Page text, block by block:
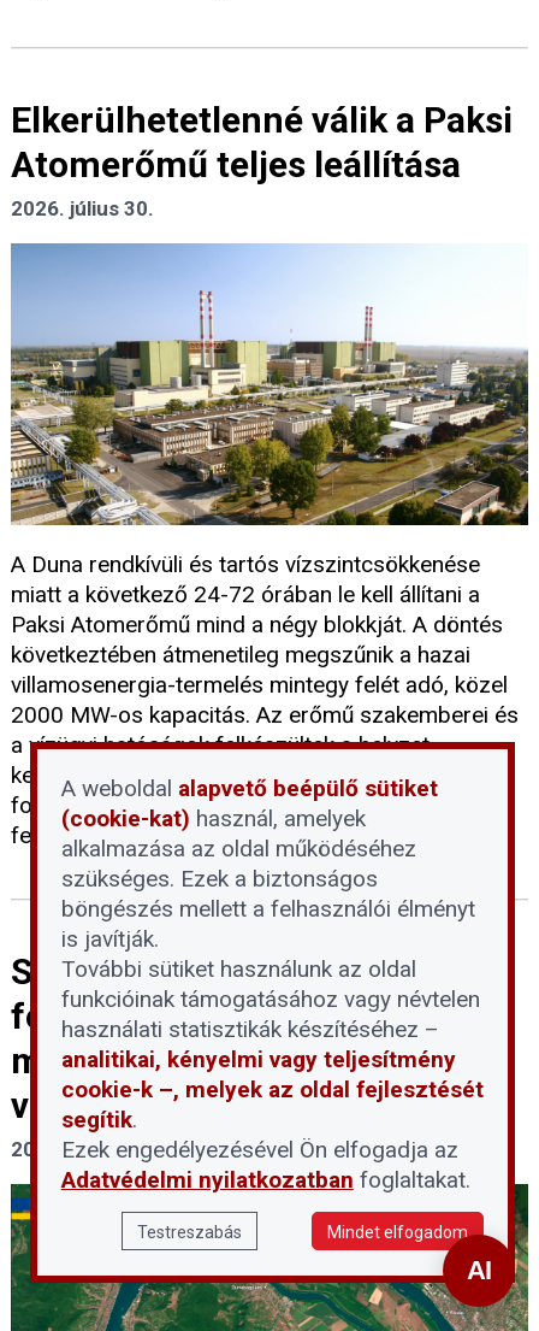
Elkerülhetetlenné válik a Paksi
Atomerőmű teljes leállítása
2026. július 30.
A Duna rendkívüli és tartós vízszintcsökkenése
miatt a következő 24-72 órában le kell állítani a
Paksi Atomerőmű mind a négy blokkját. A döntés
következtében átmenetileg megszűnik a hazai
villamosenergia-termelés mintegy felét adó, közel
2000 MW-os kapacitás. Az erőmű szakemberei és
a vízügyi hatóságok felkészültek a helyzet
kezelésére: az álló blokkok biztonsági hűtése
folyamatosan biztosított, a lakosságot pedig
felelős és takarékos áramhasználatra kérik.
Szigorúan tilos belépni a Duna
felszínre került
mederszakaszaiba a
vízbázisvédelmi területeken
2026. július 30.
A weboldal alapvető beépülő sütiket
(cookie-kat) használ, amelyek
alkalmazása az oldal működéséhez
szükséges. Ezek a biztonságos
böngészés mellett a felhasználói élményt
is javítják.
További sütiket használunk az oldal
funkcióinak támogatásához vagy névtelen
használati statisztikák készítéséhez –
analitikai, kényelmi vagy teljesítmény
cookie-k –, melyek az oldal fejlesztését
segítik.
Ezek engedélyezésével Ön elfogadja az
Adatvédelmi nyilatkozatban foglaltakat.
Testreszabás Mindet elfogadom